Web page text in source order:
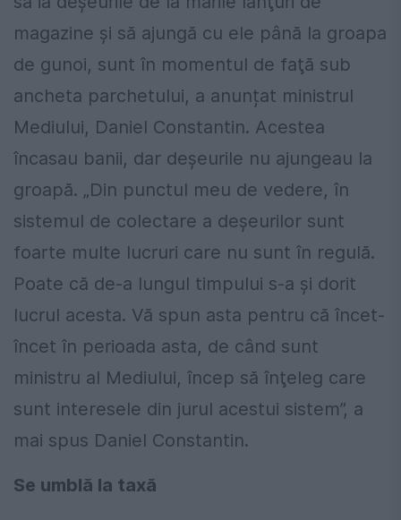
magazine şi să ajungă cu ele până la groapa
de gunoi, sunt în momentul de faţă sub
ancheta parchetului, a anunțat ministrul
Mediului, Daniel Constantin. Acestea
încasau banii, dar deșeurile nu ajungeau la
groapă. „Din punctul meu de vedere, în
sistemul de colectare a deşeurilor sunt
foarte multe lucruri care nu sunt în regulă.
Poate că de-a lungul timpului s-a şi dorit
lucrul acesta. Vă spun asta pentru că încet-
încet în perioada asta, de când sunt
ministru al Mediului, încep să înţeleg care
sunt interesele din jurul acestui sistem”, a
mai spus Daniel Constantin.
Se umblă la taxă